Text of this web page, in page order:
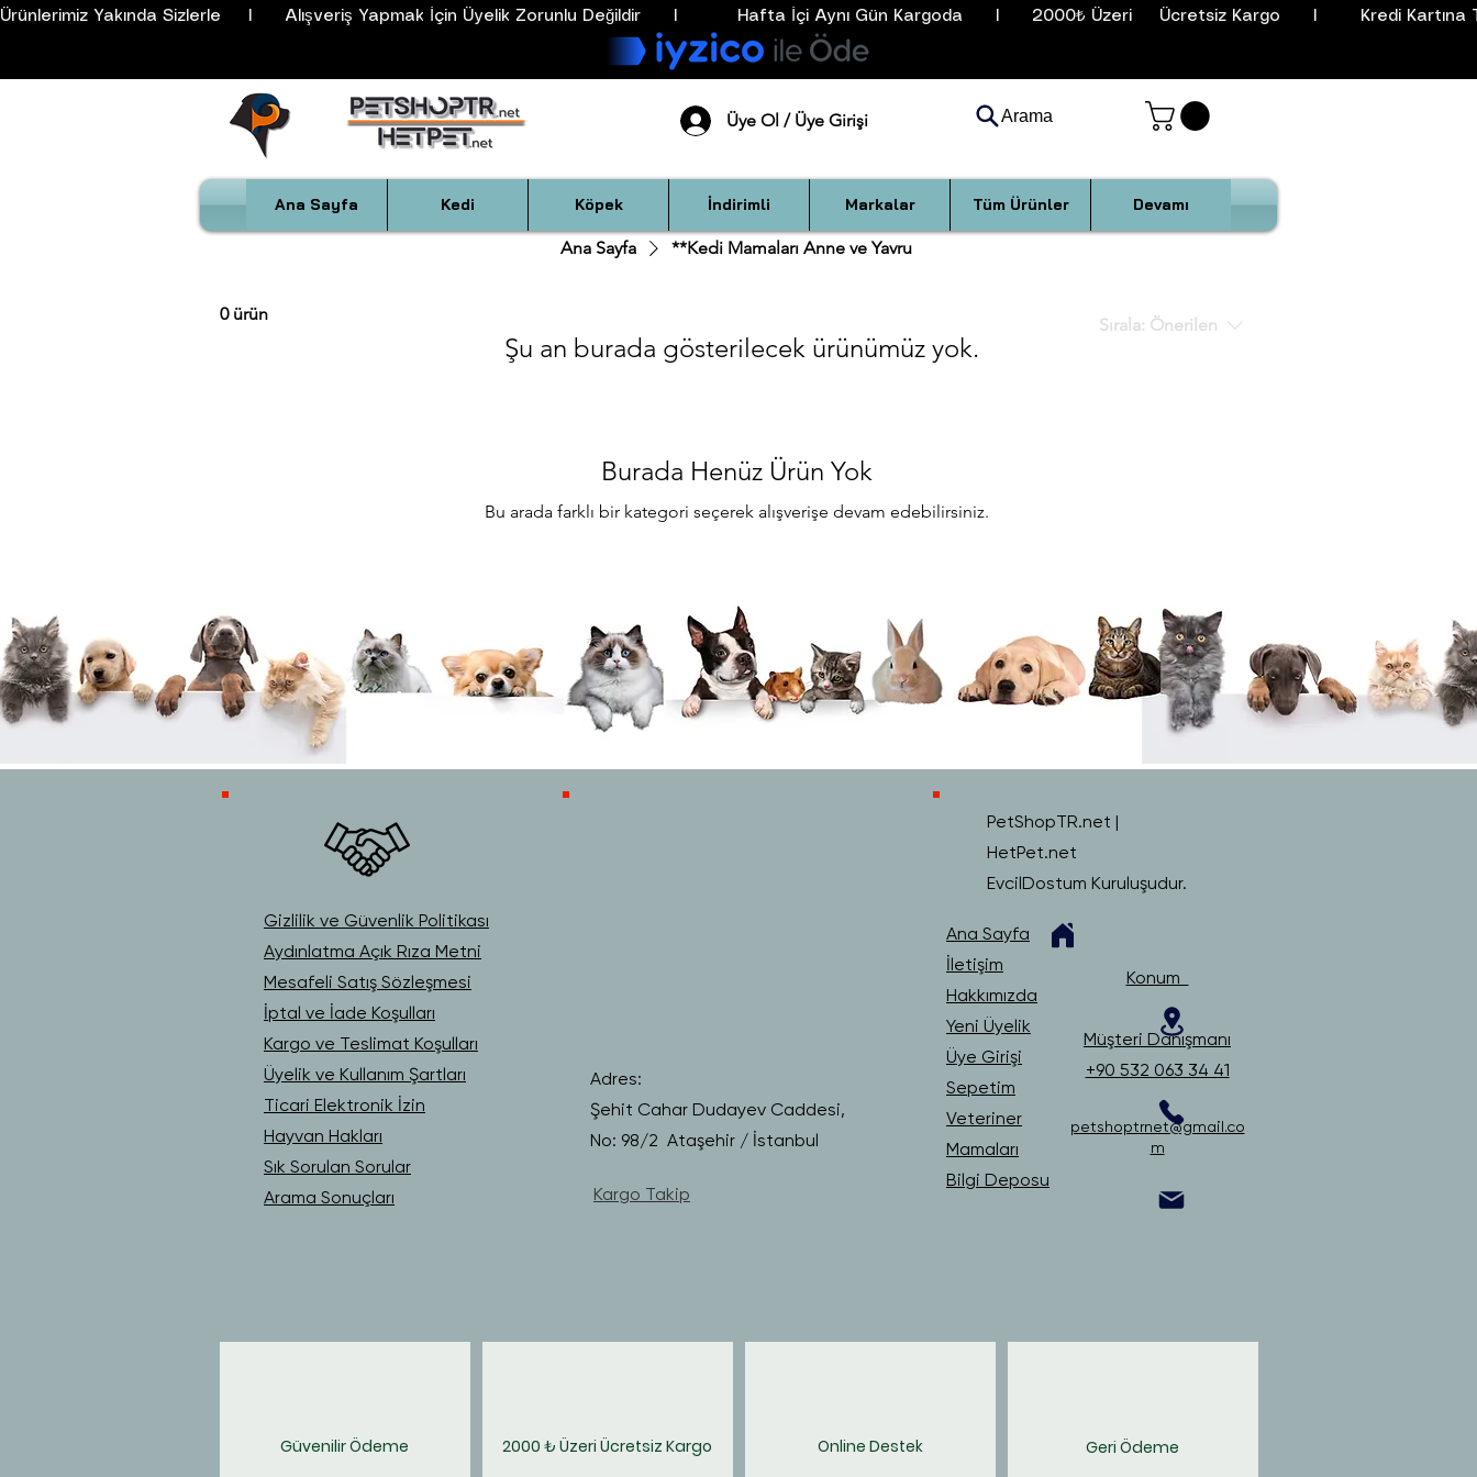
Ürünlerimiz Yakında Sizlerle     I      Alışveriş Yapmak İçin Üyelik Zorunlu Değildir      I           Hafta İçi Aynı Gün Kargoda      I      2000₺ Üzeri     Ücretsiz Kargo      I        Kredi Kartına
Üye Ol / Üye Girişi Arama
Ana Sayfa Kedi Köpek İndirimli Markalar Tüm Ürünler Devamı
Şu an burada gösterilecek ürünümüz yok.
Ana Sayfa **Kedi Mamaları Anne ve Yavru
0 ürün
Sırala: Önerilen
Burada Henüz Ürün Yok
Bu arada farklı bir kategori seçerek alışverişe devam edebilirsiniz.
Gizlilik ve Güvenlik Politikası
Aydınlatma Açık Rıza Metni
Mesafeli Satış Sözleşmesi
İptal ve İade Koşulları
Kargo ve Teslimat Koşulları
Üyelik ve Kullanım Şartları
Ticari Elektronik İzin
Hayvan Hakları
Sık Sorulan Sorular
Arama Sonuçları
Adres:
Şehit Cahar Dudayev Caddesi,
No: 98/2 Ataşehir / İstanbul
Kargo Takip
PetShopTR.net |
HetPet.net
EvcilDostum Kuruluşudur.
Ana Sayfa
İletişim
Hakkımızda
Yeni Üyelik
Üye Girişi
Sepetim
Veteriner
Mamaları
Bilgi Deposu
Konum
Müşteri Danışmanı
+90 532 063 34 41
petshoptrnet@gmail.co
m
Güvenilir Ödeme 2000 ₺ Üzeri Ücretsiz Kargo Online Destek Geri Ödeme